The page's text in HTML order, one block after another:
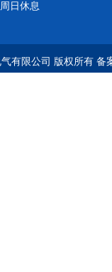
日休息
有限公司 版权所有 备